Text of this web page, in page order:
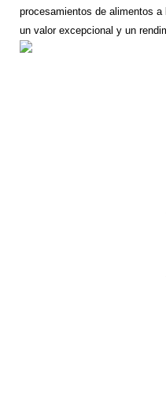
procesamientos de alimentos
un valor excepcional y un